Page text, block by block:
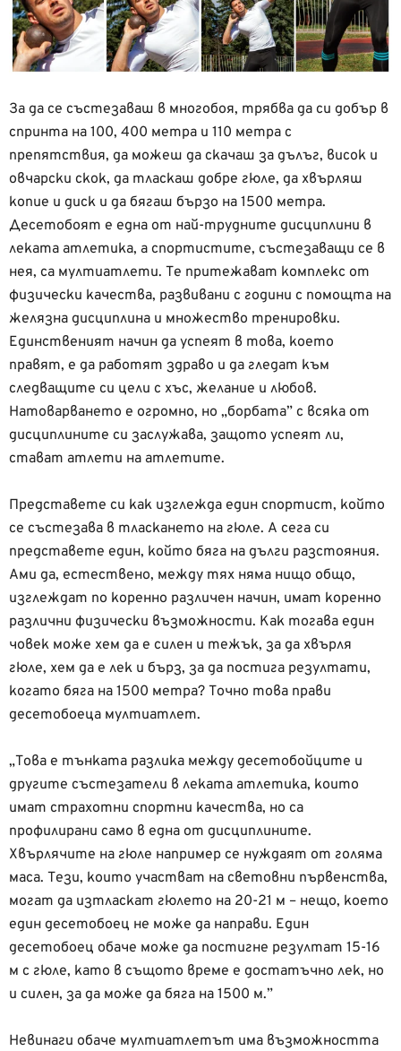
За да се състезаваш в многобоя, трябва да си добър в
спринта на 100, 400 метра и 110 метра с
препятствия, да можеш да скачаш за дълъг, висок и
овчарски скок, да тласкаш добре гюле, да хвърляш
копие и диск и да бягаш бързо на 1500 метра.
Десетобоят е една от най-трудните дисциплини в
леката атлетика, а спортистите, състезаващи се в
нея, са мултиатлети. Те притежават комплекс от
физически качества, развивани с години с помощта на
желязна дисциплина и множество тренировки.
Единственият начин да успеят в това, което
правят, е да работят здраво и да гледат към
следващите си цели с хъс, желание и любов.
Натоварването е огромно, но „борбата” с всяка от
дисциплините си заслужава, защото успеят ли,
стават атлети на атлетите.
Представете си как изглежда един спортист, който
се състезава в тласкането на гюле. А сега си
представете един, който бяга на дълги разстояния.
Ами да, естествено, между тях няма нищо общо,
изглеждат по коренно различен начин, имат коренно
различни физически възможности. Как тогава един
човек може хем да е силен и тежък, за да хвърля
гюле, хем да е лек и бърз, за да постига резултати,
когато бяга на 1500 метра? Точно това прави
десетобоеца мултиатлет.
„Това е тънката разлика между десетобойците и
другите състезатели в леката атлетика, които
имат страхотни спортни качества, но са
профилирани само в една от дисциплините.
Хвърлячите на гюле например се нуждаят от голяма
маса. Тези, които участват на световни първенства,
могат да изтласкат гюлето на 20-21 м – нещо, което
един десетобоец не може да направи. Един
десетобоец обаче може да постигне резултат 15-16
м с гюле, като в същото време е достатъчно лек, но
и силен, за да може да бяга на 1500 м.”
Невинаги обаче мултиатлетът има възможността